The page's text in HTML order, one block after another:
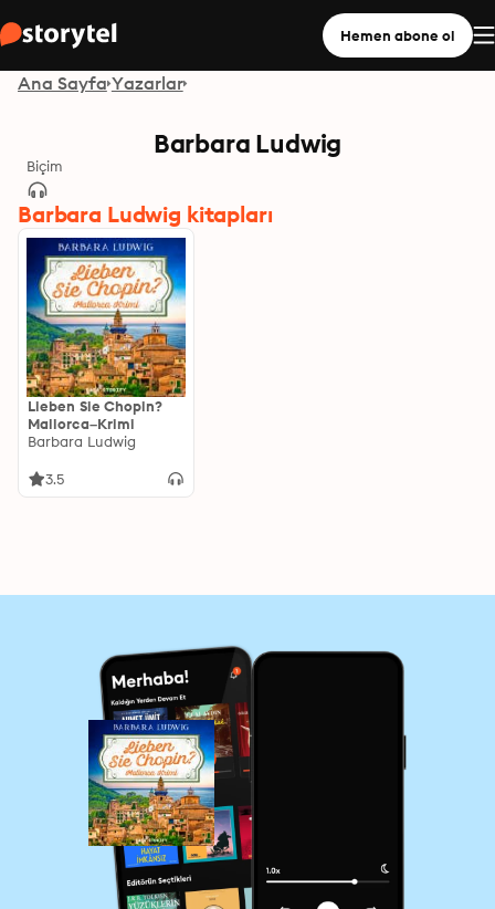
Hemen abone ol
Ana Sayfa Yazarlar
Barbara Ludwig
Biçim
Barbara Ludwig kitapları
Lieben Sie Chopin?
Mallorca–Krimi
Barbara Ludwig
3.5